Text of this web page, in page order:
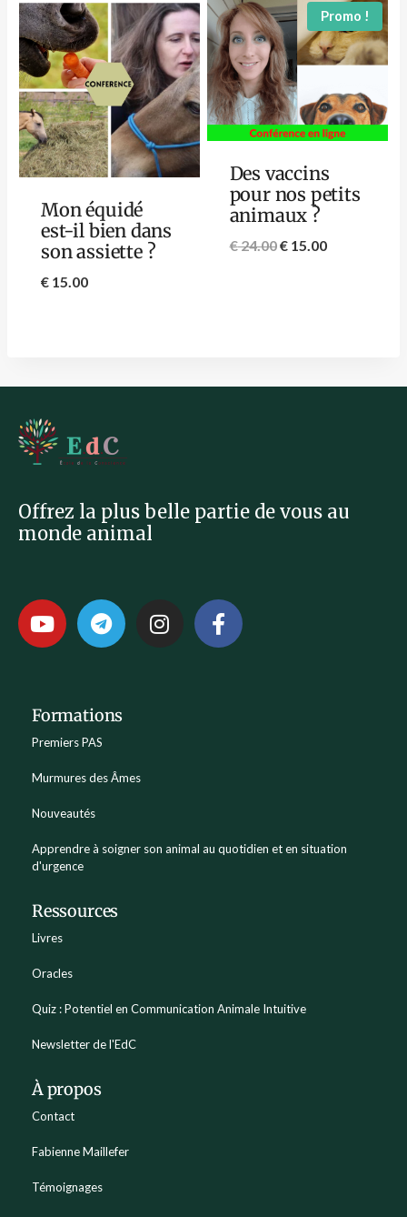
Mon équidé
est-il bien dans
son assiette ?
€ 15.00
Promo !
Des vaccins
pour nos petits
animaux ?
€24.00€15.00
Offrez la plus belle partie de vous au
monde animal
Formations
Premiers PAS
Murmures des Âmes
Nouveautés
Apprendre à soigner son animal au quotidien et en situation
d'urgence
Ressources
Livres
Oracles
Quiz : Potentiel en Communication Animale Intuitive
Newsletter de l'EdC
À propos
Contact
Fabienne Maillefer
Témoignages